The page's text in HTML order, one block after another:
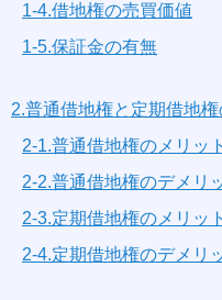
1-4.借地権の売買価値
1-5.保証金の有無
2.普通借地権と定期借地
2-1.普通借地権のメリット
2-2.普通借地権のデメリ
2-3.定期借地権のメリット
2-4.定期借地権のデメリ